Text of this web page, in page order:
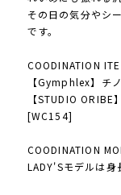
その日の気分やシ
です。
COODINATION
【Gymphlex】チ
【STUDIO
[WC154]
COODINATION
LADY'Sモデルは身